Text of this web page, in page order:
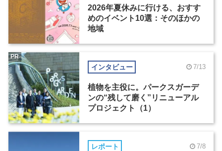
2026年夏休みに行ける、おすす
めのイベント10選：そのほかの
地域
インタビュー 7/13
植物を主役に。パークスガーデ
ンの“残して磨く”リニューアル
プロジェクト（1）
PR
レポート 7/8